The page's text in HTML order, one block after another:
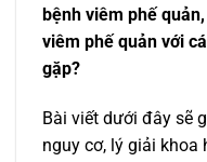
bệnh viêm phế
viêm phế quản với
gặp?
Bài viết dưới đây sẽ
nguy cơ, lý giải khoa